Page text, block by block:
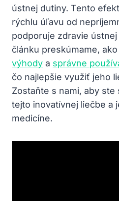
ústnej dutiny. Tento
rýchlu úľavu od
podporuje zdravie
článku preskúmame,
výhody a správne
čo najlepšie využiť jeho
Zostaňte s nami, aby ste
tejto inovatívnej liečbe a
medicíne.